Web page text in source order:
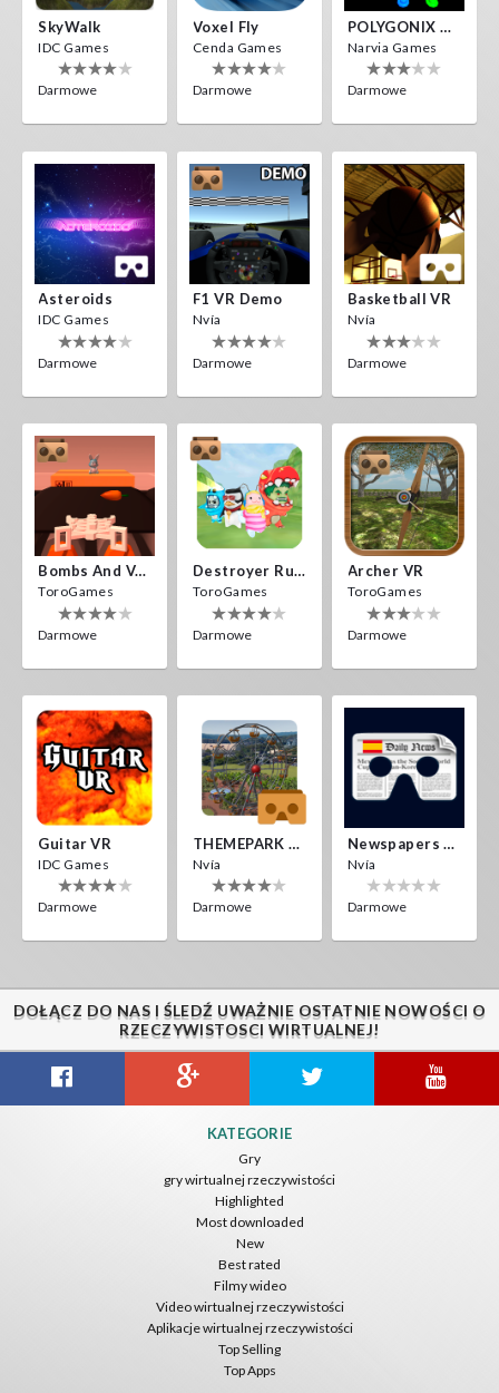
SkyWalk
IDC Games
Darmowe
Voxel Fly
Cenda Games
Darmowe
POLYGONIX VR
Narvia Games
Darmowe
Asteroids
IDC Games
Darmowe
F1 VR Demo
Nvía
Darmowe
Basketball VR
Nvía
Darmowe
Bombs And Veggies
ToroGames
Darmowe
Destroyer Run VR
ToroGames
Darmowe
Archer VR
ToroGames
Darmowe
Guitar VR
IDC Games
Darmowe
THEMEPARK VR
Nvía
Darmowe
Newspapers Spain VR
Nvía
Darmowe
DOŁĄCZ DO NAS I ŚLEDŹ UWAŻNIE OSTATNIE NOWOŚCI O
RZECZYWISTOSCI WIRTUALNEJ!
KATEGORIE
Gry
gry wirtualnej rzeczywistości
Highlighted
Most downloaded
New
Best rated
Filmy wideo
Video wirtualnej rzeczywistości
Aplikacje wirtualnej rzeczywistości
Top Selling
Top Apps